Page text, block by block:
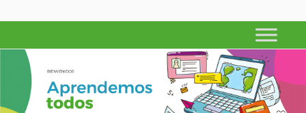
APRENDEMOS TODOS